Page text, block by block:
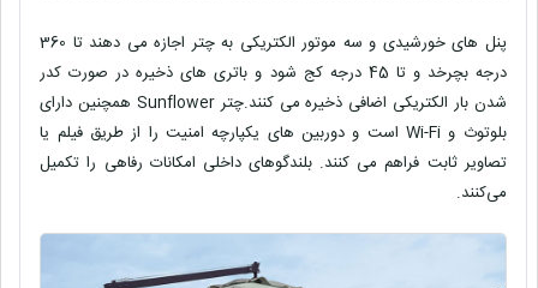
پنل های خورشیدی و سه موتور الکتریکی به چتر اجازه می دهند تا 360
درجه بچرخد و تا 45 درجه کج شود و باتری های ذخیره در صورت کدر
شدن بار الکتریکی اضافی ذخیره می کنند.چتر Sunflower همچنین دارای
بلوتوث و Wi-Fi است و دوربین های یکپارچه امنیت را از طریق فیلم یا
تصاویر ثابت فراهم می کنند. بلندگوهای داخلی امکانات رفاهی را تکمیل
می‌کنند.